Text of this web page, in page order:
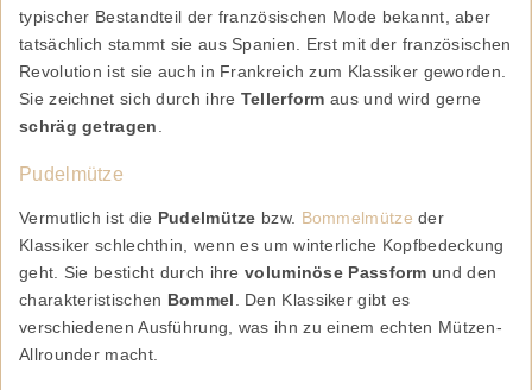
typischer Bestandteil der französischen Mode bekannt, aber
tatsächlich stammt sie aus Spanien. Erst mit der französischen
Revolution ist sie auch in Frankreich zum Klassiker geworden.
Sie zeichnet sich durch ihre Tellerform aus und wird gerne
schräg getragen
Pudelmütze
Vermutlich ist die Pudelmütze bzw. Bommelmütze der
Klassiker schlechthin, wenn es um winterliche Kopfbedeckung
geht. Sie besticht durch ihrevoluminöse Passform und den
charakteristischen Bommel . Den Klassiker gibt es
verschiedenen Ausführung, was ihn zu einem echten Mützen-
Allrounder macht.